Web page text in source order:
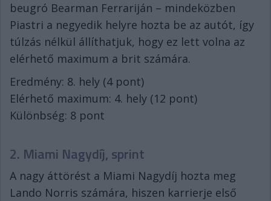
beugró Bearman Ferrariján – mindeközben
Piastri a negyedik helyre hozta be az autót, így
túlzás nélkül állíthatjuk, hogy ez lett volna az
elérhető maximum a brit számára.
Eredmény: 8. hely (4 pont)
Elérhető maximum: 4. hely (12 pont)
Különbség: 8 pont
2. Miami Nagydíj, sprint
A nagy áttörést a Miami Nagydíj hozta meg
Lando Norris számára, hiszen karrierje első